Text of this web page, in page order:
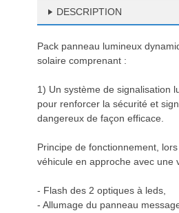
DESCRIPTION
Pack panneau lumineux
solaire comprenant :
1) Un système de signalisation
pour renforcer la sécurité et
dangereux de façon efficace.
Principe de fonctionnement,
véhicule en approche avec une
- Flash des 2 optiques à leds,
- Allumage du panneau